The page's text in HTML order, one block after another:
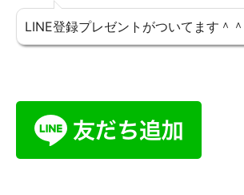
LINE登録プレゼントがついてます＾＾